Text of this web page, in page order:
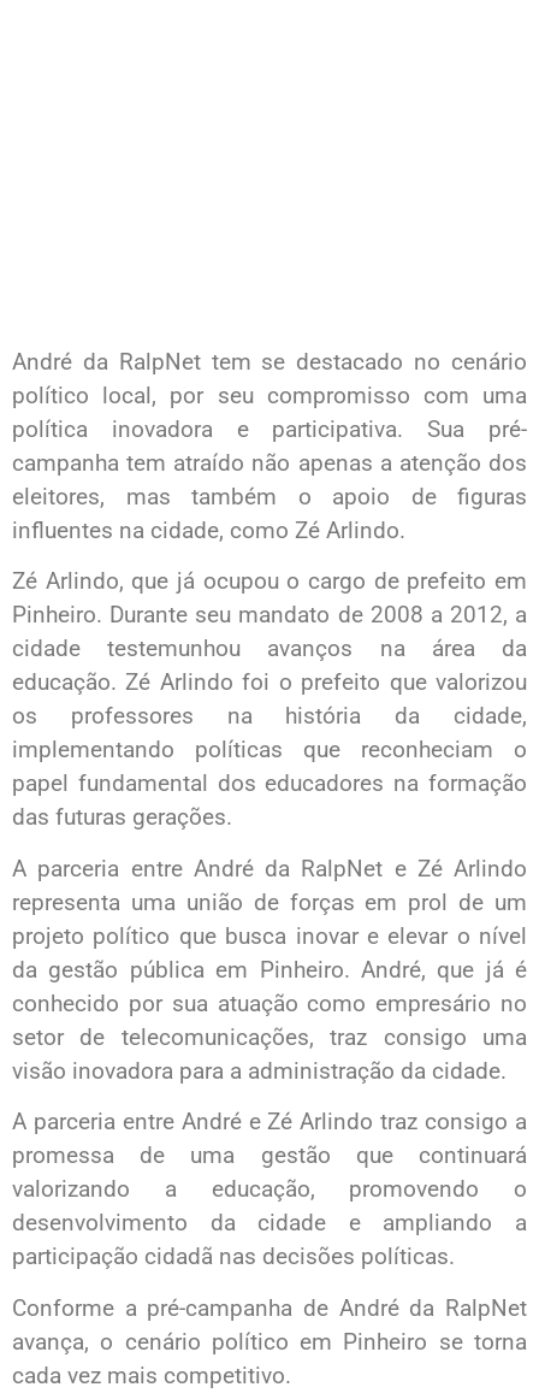
André da RalpNet tem se destacado no cenário
político local, por seu compromisso com uma
política inovadora e participativa. Sua pré-
campanha tem atraído não apenas a atenção dos
eleitores, mas também o apoio de figuras
influentes na cidade, como Zé Arlindo.
Zé Arlindo, que já ocupou o cargo de prefeito em
Pinheiro. Durante seu mandato de 2008 a 2012, a
cidade testemunhou avanços na área da
educação. Zé Arlindo foi o prefeito que valorizou
os professores na história da cidade,
implementando políticas que reconheciam o
papel fundamental dos educadores na formação
das futuras gerações.
A parceria entre André da RalpNet e Zé Arlindo
representa uma união de forças em prol de um
projeto político que busca inovar e elevar o nível
da gestão pública em Pinheiro. André, que já é
conhecido por sua atuação como empresário no
setor de telecomunicações, traz consigo uma
visão inovadora para a administração da cidade.
A parceria entre André e Zé Arlindo traz consigo a
promessa de uma gestão que continuará
valorizando a educação, promovendo o
desenvolvimento da cidade e ampliando a
participação cidadã nas decisões políticas.
Conforme a pré-campanha de André da RalpNet
avança, o cenário político em Pinheiro se torna
cada vez mais competitivo.